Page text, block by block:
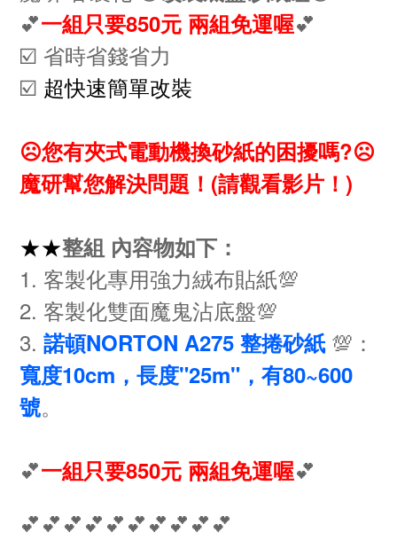
💕一組只要850元 兩組免運喔💕
☑️ 省時省錢省力
☑️ 超快速簡單改裝
☹您有夾式電動機換砂紙的困擾嗎?☹
魔研幫您解決問題！(請觀看影片！)
★★整組 內容物如下：
1. 客製化專用強力絨布貼紙💯
2. 客製化雙面魔鬼沾底盤💯
3. 諾頓NORTON A275 整捲砂紙 💯：
寬度10cm，長度"25m"，有80~600
號。
💕一組只要850元 兩組免運喔💕
💕💕💕💕💕💕💕💕💕💕